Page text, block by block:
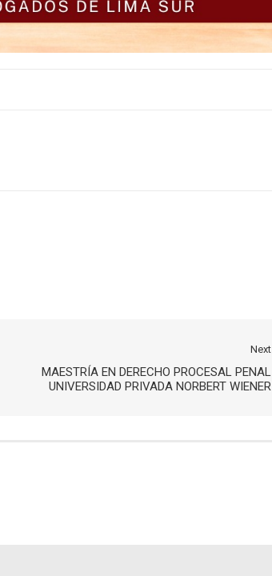
Next
MAESTRÍA EN DERECHO PROCESAL PENAL
UNIVERSIDAD PRIVADA NORBERT WIENER